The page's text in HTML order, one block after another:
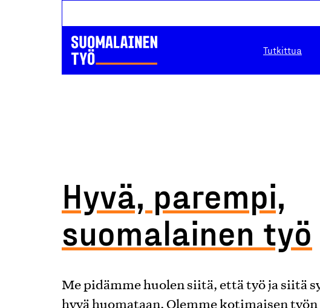
Tutkittua
Hyvä, parempi,
suomalainen työ
Me pidämme huolen siitä, että työ ja siitä
hyvä huomataan. Olemme kotimaisen työn